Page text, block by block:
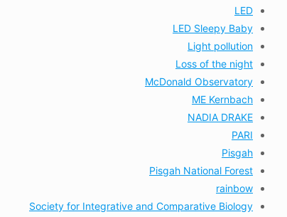
LED
LED Sleepy Baby
Light pollution
Loss of the night
McDonald Observatory
ME Kernbach
NADIA DRAKE
PARI
Pisgah
Pisgah National Forest
rainbow
Society for Integrative and Comparative Biology